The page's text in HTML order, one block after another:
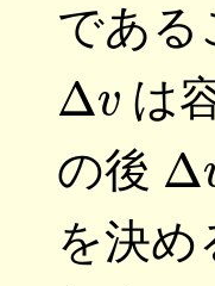
であ
Δ
は
の後
Δ
を決め